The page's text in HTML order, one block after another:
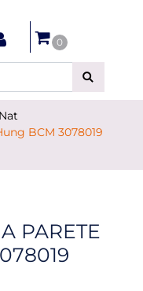
0
BCM 3078019
PARETE